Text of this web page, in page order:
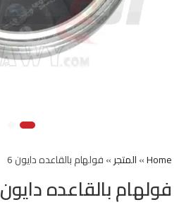
Home
»المتجر»فولهام بالقاعده دايون 6
فولهام بالقاعده دايون 6